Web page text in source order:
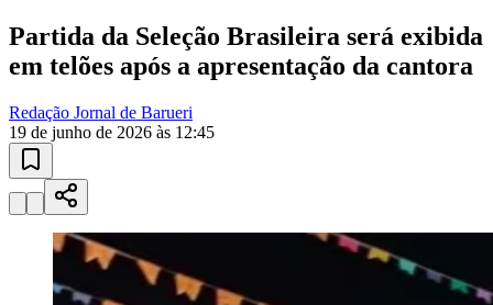
Turismo
Segurança Regional
Hospitais Estaduais
Parques & Represas
Cidades da Região
Santana de ParnaíbaOsascoCarapicuíba
do Bom Jesus
RochaFrancisco Morato
Para Sua Empresa
Anuncie Regional
Guia de Empresas
Vagas na RegiãoNovo
Partida da Seleção Brasileira será exibida
em telões após a apresentação da cantora
Redação Jornal de Barueri
19 de junho de 2026 às 12:45